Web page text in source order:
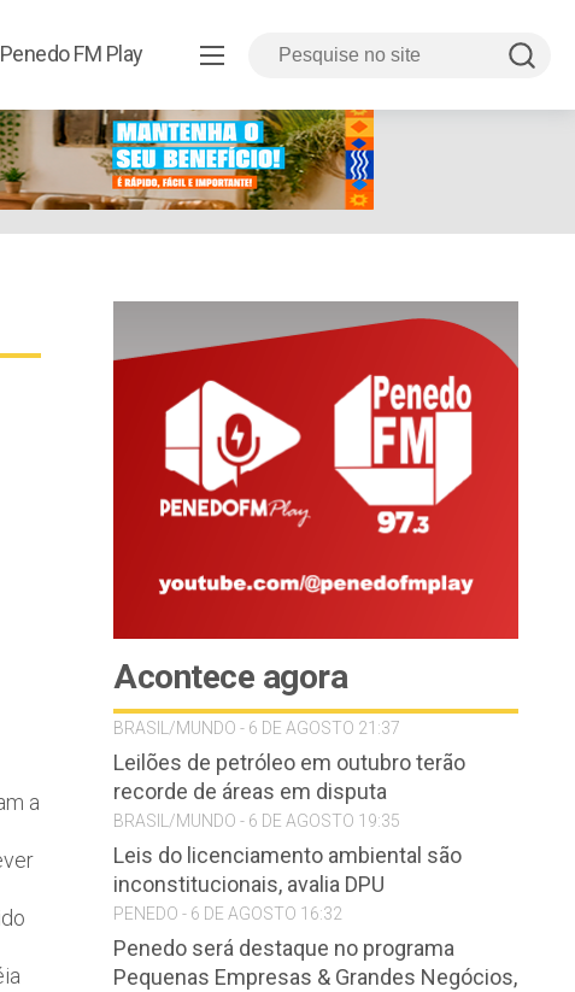
Penedo FM Play
a
Acontece agora
BRASIL/MUNDO - 6 DE AGOSTO 21:37
Leilões de petróleo em outubro terão
recorde de áreas em disputa
BRASIL/MUNDO - 6 DE AGOSTO 19:35
Leis do licenciamento ambiental são
inconstitucionais, avalia DPU
PENEDO - 6 DE AGOSTO 16:32
Penedo será destaque no programa
Pequenas Empresas & Grandes Negócios,